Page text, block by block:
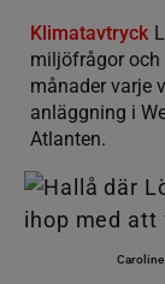
Klimatavtryck
miljöfrågor och
månader varje
anläggning i
Atlanten.
Caroline